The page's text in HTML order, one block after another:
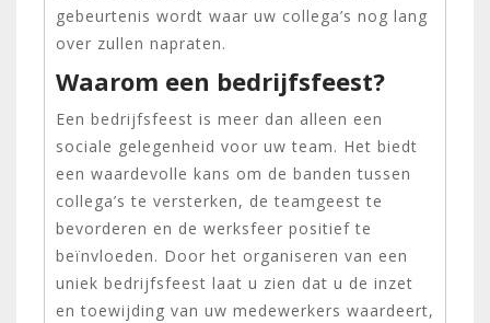
gebeurtenis wordt waar uw collega’s nog lang
over zullen napraten.
Waarom een bedrijfsfeest?
Een bedrijfsfeest is meer dan alleen een
sociale gelegenheid voor uw team. Het biedt
een waardevolle kans om de banden tussen
collega’s te versterken, de teamgeest te
bevorderen en de werksfeer positief te
beïnvloeden. Door het organiseren van een
uniek bedrijfsfeest laat u zien dat u de inzet
en toewijding van uw medewerkers waardeert,